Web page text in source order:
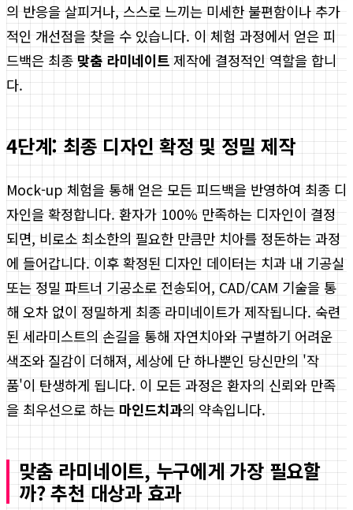
의 반응을 살피거나, 스스로 느끼는 미세한 불편함이나 추가
적인 개선점을 찾을 수 있습니다. 이 체험 과정에서 얻은 피
드백은 최종 맞춤 라미네이트 제작에 결정적인 역할을 합니
다.
4단계: 최종 디자인 확정 및 정밀 제작
Mock-up 체험을 통해 얻은 모든 피드백을 반영하여 최종 디
자인을 확정합니다. 환자가 100% 만족하는 디자인이 결정
되면, 비로소 최소한의 필요한 만큼만 치아를 정돈하는 과정
에 들어갑니다. 이후 확정된 디자인 데이터는 치과 내 기공실
또는 정밀 파트너 기공소로 전송되어, CAD/CAM 기술을 통
해 오차 없이 정밀하게 최종 라미네이트가 제작됩니다. 숙련
된 세라미스트의 손길을 통해 자연치아와 구별하기 어려운
색조와 질감이 더해져, 세상에 단 하나뿐인 당신만의 '작
품'이 탄생하게 됩니다. 이 모든 과정은 환자의 신뢰와 만족
을 최우선으로 하는 마인드치과의 약속입니다.
맞춤 라미네이트, 누구에게 가장 필요할
까? 추천 대상과 효과